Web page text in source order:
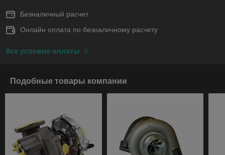
Безналичный расчет
Онлайн оплата по безналичному расчету
Все условия оплаты
Подобные товары компании